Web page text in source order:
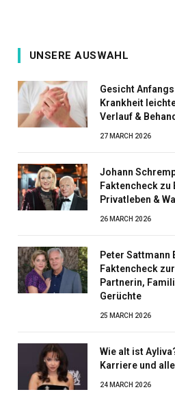
UNSERE AUSWAHL
Gesicht
Krankheit
Verlauf &
27 MARCH 2026
Johann
Faktencheck zu
Privatleben &
26 MARCH 2026
Peter Sattmann
Faktencheck
Partnerin,
Gerüchte
25 MARCH 2026
Wie alt ist
Karriere und
24 MARCH 2026